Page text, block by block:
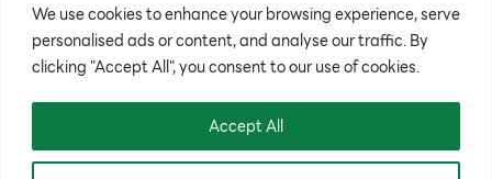
We use cookies to enhance your browsing experience, serve
personalised ads or content, and analyse our traffic. By
clicking "Accept All", you consent to our use of cookies.
Accept All
เครื่องจักรปักคอมพิวเตอร์ คืออะไร?
เลือกอย่างไรให้เหมาะกับธุรกิจปักผ้า
รถขุดตีนตะขาบขนาดเล็ก ทางเลือก